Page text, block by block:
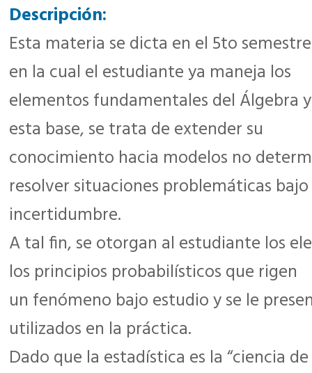
Descripción:
Esta materia se dicta en el 5to
en la cual el estudiante ya maneja los
elementos fundamentales del Álgebra
esta base, se trata de extender su
conocimiento hacia modelos no
resolver situaciones problemáticas bajo
incertidumbre.
A tal fin, se otorgan al estudiante los
los principios probabilísticos que rigen
un fenómeno bajo estudio y se le
utilizados en la práctica.
Dado que la estadística es la “ciencia